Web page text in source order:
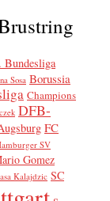
Bundesliga
Sosa Borussia
Champions
DFB-
FC
SV
Gomez
Kalajdzic SC